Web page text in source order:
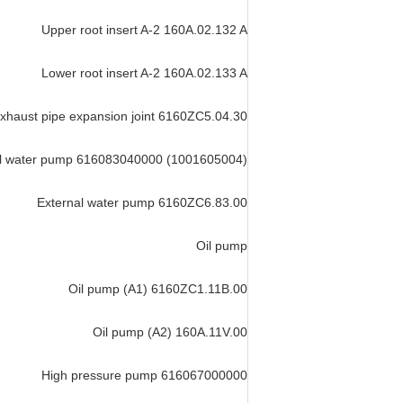
Upper root insert A-2 160A.02.132 A
Lower root insert A-2 160A.02.133 A
pipe expansion joint 6160ZC5.04.30
water pump 616083040000 (1001605004)
External water pump 6160ZC6.83.00
Oil pump
Oil pump (A1) 6160ZC1.11B.00
Oil pump (A2) 160A.11V.00
High pressure pump 616067000000